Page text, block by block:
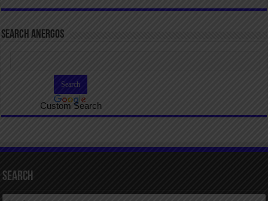
SEARCH ANERGOS
Custom Search
Search